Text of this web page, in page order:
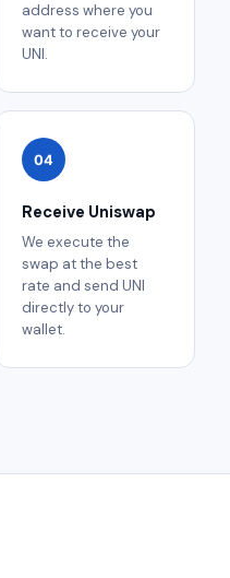
address where you
want to receive your
UNI.
04
Receive Uniswap
We execute the
swap at the best
rate and send UNI
directly to your
wallet.